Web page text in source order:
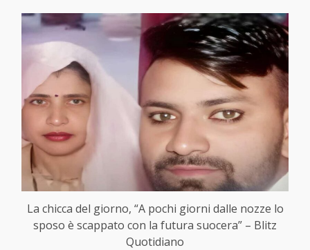
La chicca del giorno, “A pochi giorni dalle nozze lo
sposo è scappato con la futura suocera” – Blitz
Quotidiano